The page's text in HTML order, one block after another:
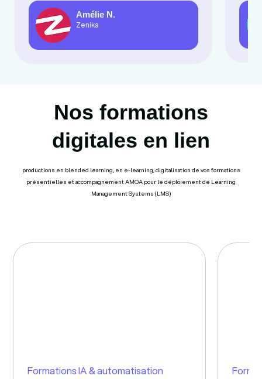
Amélie N.
Zenika
Nos formations
digitales en lien
productions en blended learning, en e-learning, digitalisation de vos formations
présentielles et accompagnement AMOA pour le déploiement de Learning
Management Systems (LMS)
Formations IA & automatisation